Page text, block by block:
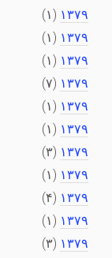
۱۳۷۹ (۱)
۱۳۷۹ (۱)
۱۳۷۹ (۱)
۱۳۷۹ (۷)
۱۳۷۹ (۱)
۱۳۷۹ (۱)
۱۳۷۹ (۳)
۱۳۷۹ (۱)
۱۳۷۹ (۴)
۱۳۷۹ (۱)
۱۳۷۹ (۳)